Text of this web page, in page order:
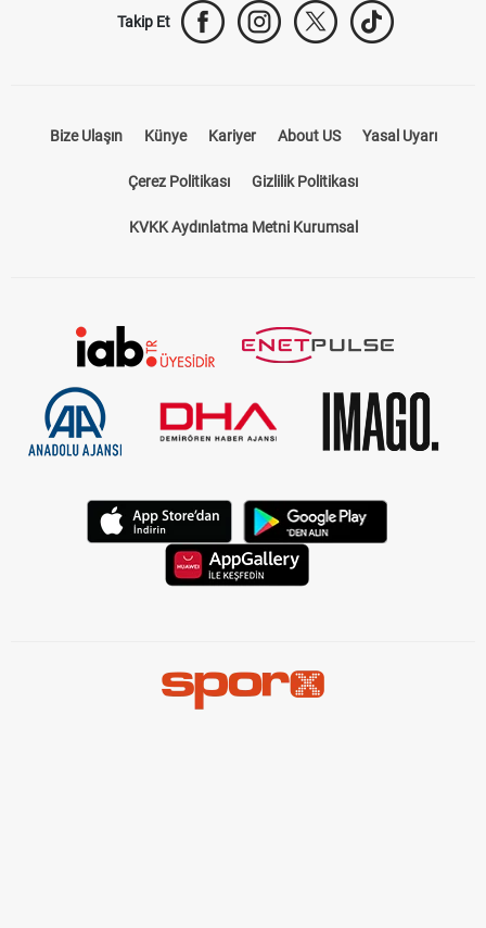
Takip Et
Bize Ulaşın Künye Kariyer About US Yasal Uyarı
Çerez Politikası Gizlilik Politikası
KVKK Aydınlatma Metni Kurumsal